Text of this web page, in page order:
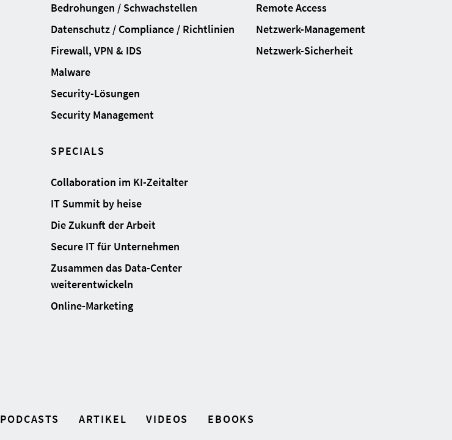
Bedrohungen / Schwachstellen
Datenschutz / Compliance / Richtlinien
Firewall, VPN & IDS
Malware
Security-Lösungen
Security Management
Remote Access
Netzwerk-Management
Netzwerk-Sicherheit
SPECIALS
Collaboration im KI-Zeitalter
IT Summit by heise
Die Zukunft der Arbeit
Secure IT für Unternehmen
Zusammen das Data-Center
weiterentwickeln
Online-Marketing
PODCASTS ARTIKEL VIDEOS EBOOKS